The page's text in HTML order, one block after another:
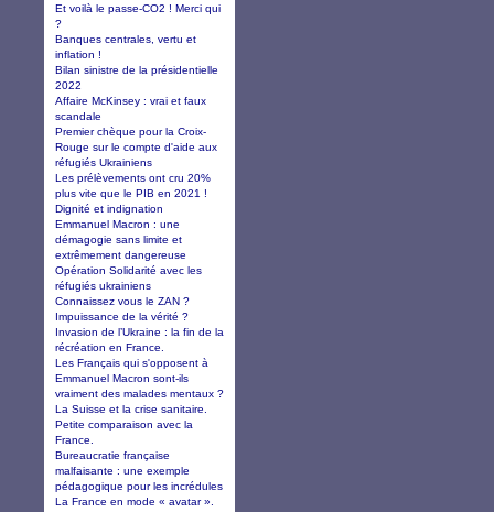
Et voilà le passe-CO2 ! Merci qui
?
Banques centrales, vertu et
inflation !
Bilan sinistre de la présidentielle
2022
Affaire McKinsey : vrai et faux
scandale
Premier chèque pour la Croix-
Rouge sur le compte d'aide aux
réfugiés Ukrainiens
Les prélèvements ont cru 20%
plus vite que le PIB en 2021 !
Dignité et indignation
Emmanuel Macron : une
démagogie sans limite et
extrêmement dangereuse
Opération Solidarité avec les
réfugiés ukrainiens
Connaissez vous le ZAN ?
Impuissance de la vérité ?
Invasion de l’Ukraine : la fin de la
récréation en France.
Les Français qui s'opposent à
Emmanuel Macron sont-ils
vraiment des malades mentaux ?
La Suisse et la crise sanitaire.
Petite comparaison avec la
France.
Bureaucratie française
malfaisante : une exemple
pédagogique pour les incrédules
La France en mode « avatar ».